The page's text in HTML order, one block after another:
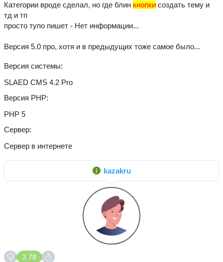
Категории вроде сделал, но где блин кнопки создать тему и
тд и тп
просто тупо пишет - Нет информации...
Версия 5.0 про, хотя и в предыдущих тоже самое было...
Версия системы
SLAED CMS 4.2 Pro
Версия PHP
PHP 5
Сервер
Сервер в интернете
kazakru
2.78